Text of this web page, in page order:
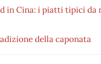
in Cina: i piatti tipici da
della caponata